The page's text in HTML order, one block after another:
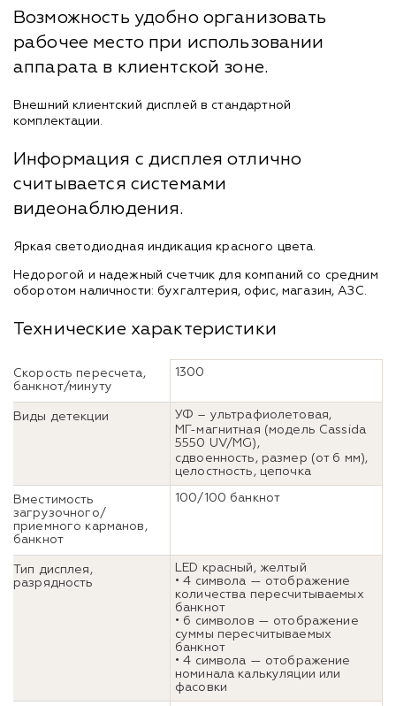
Возможность удобно организовать
рабочее место при использовании
аппарата в клиентской зоне.
Внешний клиентский дисплей в стандартной
комплектации.
Информация с дисплея отлично
считывается системами
видеонаблюдения.
Яркая светодиодная индикация красного цвета.
Недорогой и надежный счетчик для компаний со средним
оборотом наличности: бухгалтерия, офис, магазин, АЗС.
Технические характеристики
Скорость пересчета,
банкнот/минуту
1300
Виды детекции
УФ – ультрафиолетовая,
МГ-магнитная (модель Cassida
5550 UV/MG),
сдвоенность, размер (от 6 мм),
целостность, цепочка
Вместимость
загрузочного/
приемного карманов,
банкнот
100/100 банкнот
Тип дисплея,
разрядность
LED красный, желтый
• 4 символа — отображение
количества пересчитываемых
банкнот
• 6 символов — отображение
суммы пересчитываемых
банкнот
• 4 символа — отображение
номинала калькуляции или
фасовки